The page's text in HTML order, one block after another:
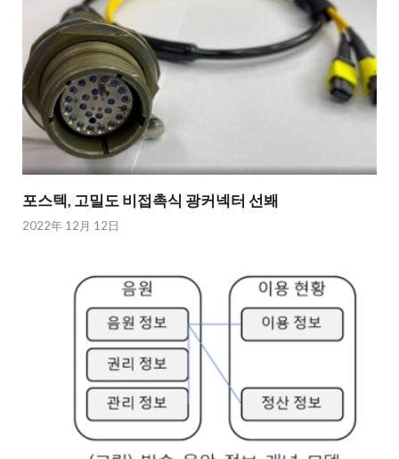
포스텍, 고밀도 비접촉식 광커넥터 선봬
2022年 12月 12日